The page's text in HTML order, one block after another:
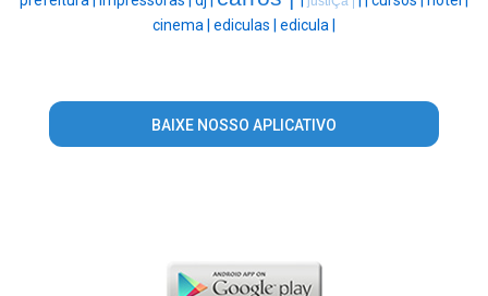
cinema | ediculas | edicula |
BAIXE NOSSO APLICATIVO